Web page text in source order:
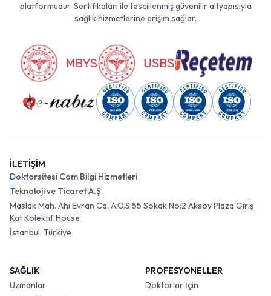
platformudur. Sertifikaları ile tescillenmiş güvenilir altyapısıyla
sağlık hizmetlerine erişim sağlar.
İLETİŞİM
Doktorsitesi Com Bilgi Hizmetleri
Teknoloji ve Ticaret A.Ş.
Maslak Mah. Ahi Evran Cd. A.O.S 55 Sokak No:2 Aksoy Plaza Giriş
Kat Kolektif House
İstanbul, Türkiye
SAĞLIK
Uzmanlar
PROFESYONELLER
Doktorlar İçin